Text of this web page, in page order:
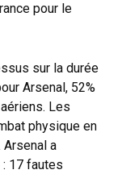
pour le
sur la durée
Arsenal, 52%
Les
physique en
Arsenal a
17 fautes